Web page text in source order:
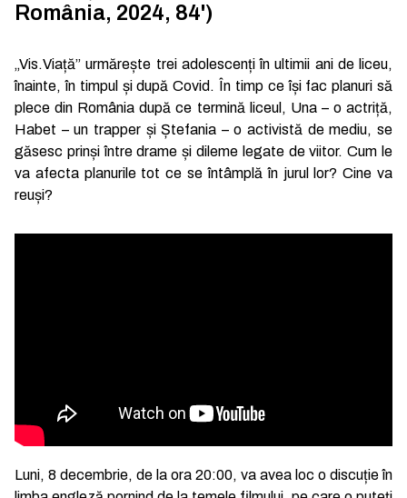
România, 2024, 84')
„Vis.Viață” urmărește trei adolescenți în ultimii ani de liceu,
înainte, în timpul și după Covid. În timp ce își fac planuri să
plece din România după ce termină liceul, Una – o actriță,
Habet – un trapper și Ștefania – o activistă de mediu, se
găsesc prinși între drame și dileme legate de viitor. Cum le
va afecta planurile tot ce se întâmplă în jurul lor? Cine va
reuși?
Luni, 8 decembrie, de la ora 20:00, va avea loc o discuție în